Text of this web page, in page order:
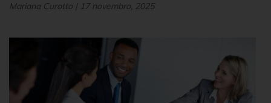
Mariana Curotto | 17 novembro, 2025